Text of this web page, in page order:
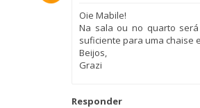
Oie Mabile!
Na sala ou no quarto
suficiente para uma chaise
Beijos,
Grazi
Responder